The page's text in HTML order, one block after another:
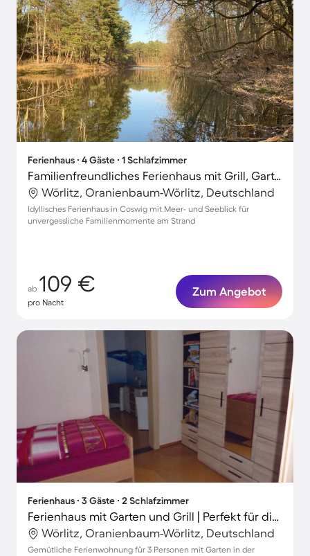
Ferienhaus ∙ 4 Gäste ∙ 1 Schlafzimmer
Familienfreundliches Ferienhaus mit Grill, Garten und Terrasse | Seeblick
Wörlitz, Oranienbaum-Wörlitz, Deutschland
Idyllisches Ferienhaus in Coswig mit Meer- und Seeblick für
unvergessliche Familienmomente am Strand
ab 109 €
pro Nacht
Zum Angebot
Ferienhaus ∙ 3 Gäste ∙ 2 Schlafzimmer
Ferienhaus mit Garten und Grill | Perfekt für die Arbeit von Zuhause
Wörlitz, Oranienbaum-Wörlitz, Deutschland
Gemütliche Ferienwohnung für 3 Personen mit Garten in der